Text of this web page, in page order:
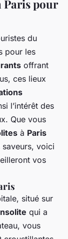
Paris pour
du
pour les
offrant
ces lieux
l’intérêt des
Que vous
à Paris
voici
vos
situé sur
qui a
vous